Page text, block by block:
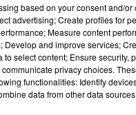
based on your consent and/
advertising; Create profiles for
Measure content
and improve services;
select content; Ensure security,
privacy choices.
functionalities: Identify
data from other data